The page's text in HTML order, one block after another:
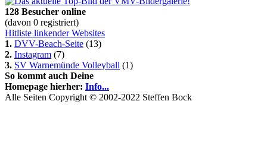
128 Besucher online
(davon 0 registriert)
Hitliste linkender Websites
1. DVV-Beach-Seite (13)
2. Instagram (7)
3. SV Warnemünde Volleyball (1)
So kommt auch Deine
Homepage hierher: Info...
Alle Seiten Copyright © 2002-2022 Steffen Bock